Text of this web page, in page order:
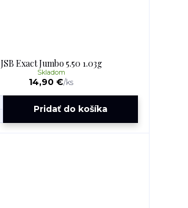
JSB Exact Jumbo 5.50 1.03g
14,90 €/ks
Skladom
Pridať do košíka